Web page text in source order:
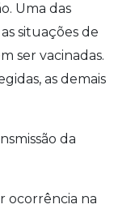
Uma das
situações de
ser vacinadas.
as demais
da
ocorrência na